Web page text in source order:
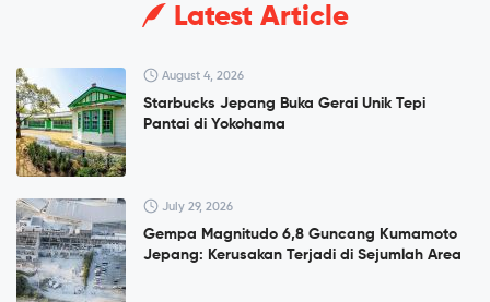
Latest Article
August 4, 2026
Starbucks Jepang Buka Gerai Unik Tepi
Pantai di Yokohama
July 29, 2026
Gempa Magnitudo 6,8 Guncang Kumamoto
Jepang: Kerusakan Terjadi di Sejumlah Area